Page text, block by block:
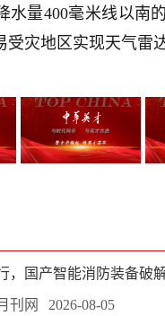
水量400毫米线以南
受灾地区实现天气雷
，国产智能消防装备破
刊网 2026-08-05